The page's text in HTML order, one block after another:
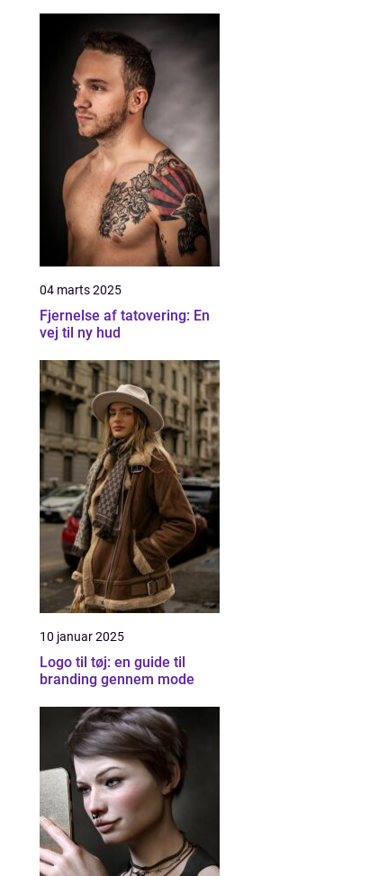
04 marts 2025
Fjernelse af tatovering: En
vej til ny hud
10 januar 2025
Logo til tøj: en guide til
branding gennem mode